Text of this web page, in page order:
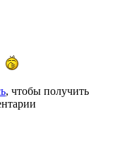
, чтобы получить